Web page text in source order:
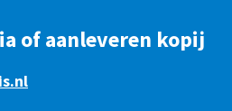
of aanleveren kopij